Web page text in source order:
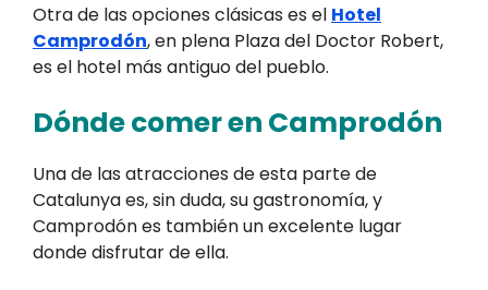
Otra de las opciones clásicas es el Hotel
Camprodón, en plena Plaza del Doctor Robert,
es el hotel más antiguo del pueblo.
Dónde comer en Camprodón
Una de las atracciones de esta parte de
Catalunya es, sin duda, su gastronomía, y
Camprodón es también un excelente lugar
donde disfrutar de ella.